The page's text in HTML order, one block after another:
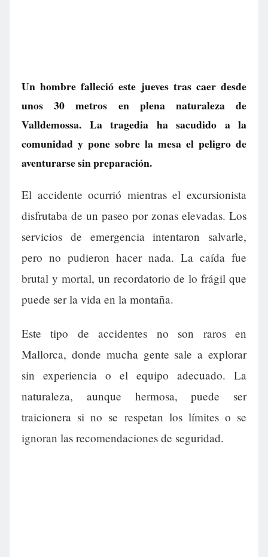
Un hombre falleció este jueves tras caer desde
unos 30 metros en plena naturaleza de
Valldemossa. La tragedia ha sacudido a la
comunidad y pone sobre la mesa el peligro de
aventurarse sin preparación.
El accidente ocurrió mientras el excursionista
disfrutaba de un paseo por zonas elevadas. Los
servicios de emergencia intentaron salvarle,
pero no pudieron hacer nada. La caída fue
brutal y mortal, un recordatorio de lo frágil que
puede ser la vida en la montaña.
Este tipo de accidentes no son raros en
Mallorca, donde mucha gente sale a explorar
sin experiencia o el equipo adecuado. La
naturaleza, aunque hermosa, puede ser
traicionera si no se respetan los límites o se
ignoran las recomendaciones de seguridad.